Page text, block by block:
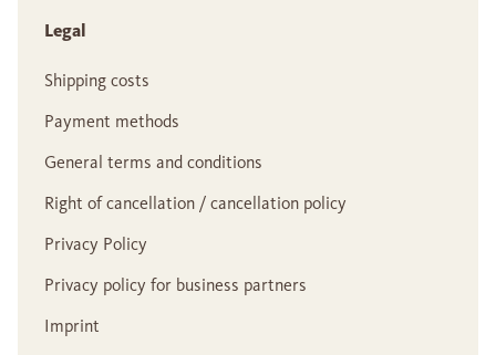
Legal
Shipping costs
Payment methods
General terms and conditions
Right of cancellation / cancellation policy
Privacy Policy
Privacy policy for business partners
Imprint